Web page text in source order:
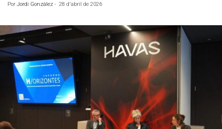
Por Jordi González - 28 d'abril de 2026